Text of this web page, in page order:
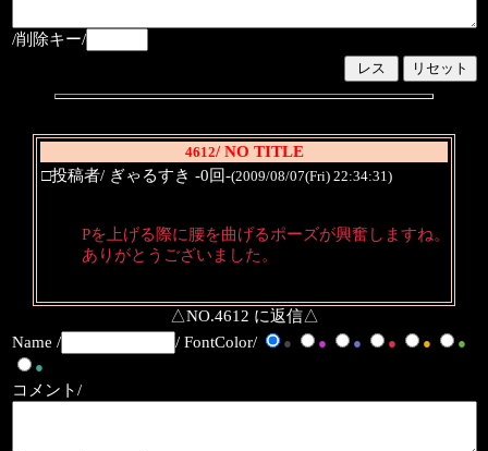
/削除キー/
4612/ NO TITLE
□投稿者/ ぎゃるすき -0回-(2009/08/07(Fri) 22:34:31)
Pを上げる際に腰を曲げるポーズが興奮しますね。
ありがとうございました。
△NO.4612 に返信△
Name /
/ FontColor/ ● ● ● ● ●
●
●
コメント/